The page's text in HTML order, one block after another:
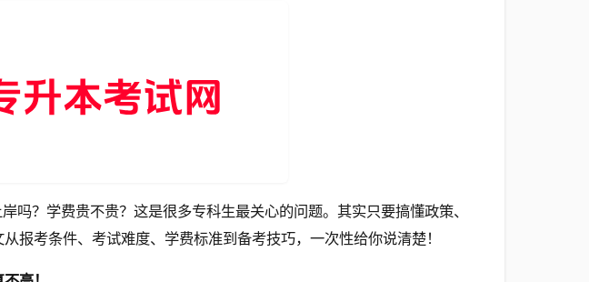
吗？学费贵不贵？这是很多专科生最关心的问题。其实只要搞懂政策、
报考条件、考试难度、学费标准到备考技巧，一次性给你说清楚！